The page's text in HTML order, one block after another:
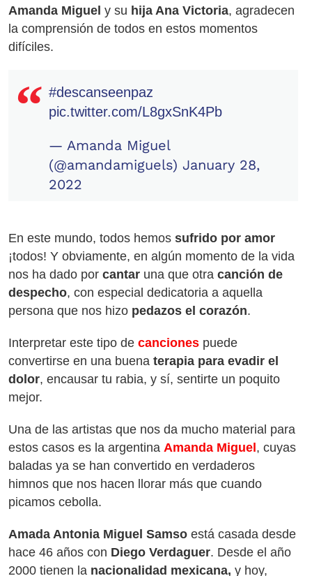
Amanda Miguel y su hija Ana Victoria, agradecen
la comprensión de todos en estos momentos
difíciles.
#descanseenpaz
pic.twitter.com/L8gxSnK4Pb
— Amanda Miguel
(@amandamiguels) January 28,
2022
En este mundo, todos hemos sufrido por amor
¡todos! Y obviamente, en algún momento de la vida
nos ha dado por cantar una que otra canción de
despecho, con especial dedicatoria a aquella
persona que nos hizo pedazos el corazón.
Interpretar este tipo de canciones puede
convertirse en una buena terapia para evadir el
dolor, encausar tu rabia, y sí, sentirte un poquito
mejor.
Una de las artistas que nos da mucho material para
estos casos es la argentina Amanda Miguel , cuyas
baladas ya se han convertido en verdaderos
himnos que nos hacen llorar más que cuando
picamos cebolla.
Amada Antonia Miguel Samso está casada desde
hace 46 años con Diego Verdaguer. Desde el año
2000 tienen la nacionalidad mexicana, y hoy,